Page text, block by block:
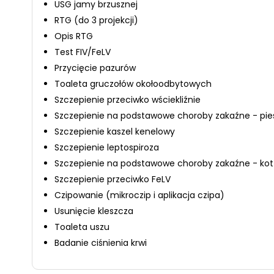
USG jamy brzusznej
RTG (do 3 projekcji)
Opis RTG
Test FIV/FeLV
Przycięcie pazurów
Toaleta gruczołów okołoodbytowych
Szczepienie przeciwko wściekliźnie
Szczepienie na podstawowe choroby zakaźne -
Szczepienie kaszel kenelowy
Szczepienie leptospiroza
Szczepienie na podstawowe choroby zakaźne - kot
Szczepienie przeciwko FeLV
Czipowanie (mikroczip i aplikacja czipa)
Usunięcie kleszcza
Toaleta uszu
Badanie ciśnienia krwi